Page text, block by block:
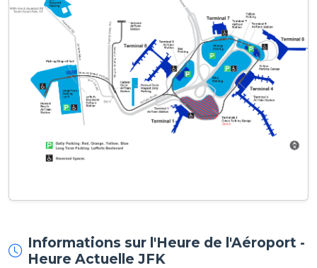
Informations sur l'Heure de l'Aéroport -
Heure Actuelle JFK